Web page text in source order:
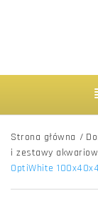
Strona główna /
i zestawy
OptiWhite